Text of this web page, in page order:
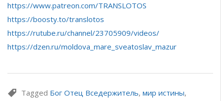
https://www.patreon.com/TRANSLOTOS
https://boosty.to/translotos
https://rutube.ru/channel/23705909/videos/
https://dzen.ru/moldova_mare_sveatoslav_mazur
Tagged Бог Отец Вседержитель, мир истины,